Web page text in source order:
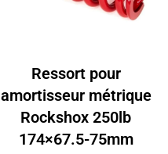
Ressort pour
amortisseur métrique
Rockshox 250lb
174×67.5-75mm